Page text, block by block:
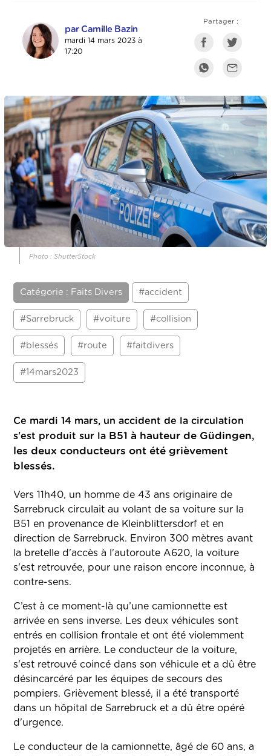
par Camille Bazin
mardi 14 mars 2023 à
17:20
Partager :
Photo : ShutterStock
Catégorie : Faits Divers #accident
#Sarrebruck #voiture #collision
#blessés #route #faitdivers
#14mars2023
Ce mardi 14 mars, un accident de la circulation
s'est produit sur la B51 à hauteur de Güdingen,
les deux conducteurs ont été grièvement
blessés.
Vers 11h40, un homme de 43 ans originaire de
Sarrebruck circulait au volant de sa voiture sur la
B51 en provenance de Kleinblittersdorf et en
direction de Sarrebruck. Environ 300 mètres avant
la bretelle d'accès à l'autoroute A620, la voiture
s'est retrouvée, pour une raison encore inconnue, à
contre-sens.
C’est à ce moment-là qu’une camionnette est
arrivée en sens inverse. Les deux véhicules sont
entrés en collision frontale et ont été violemment
projetés en arrière. Le conducteur de la voiture,
s'est retrouvé coincé dans son véhicule et a dû être
désincarcéré par les équipes de secours des
pompiers. Grièvement blessé, il a été transporté
dans un hôpital de Sarrebruck et a dû être opéré
d'urgence.
Le conducteur de la camionnette, âgé de 60 ans, a